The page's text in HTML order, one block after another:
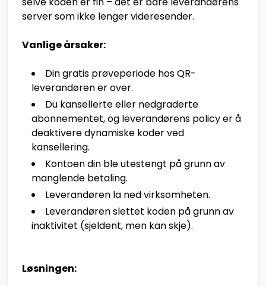
server som ikke lenger videresender.
Vanlige årsaker:
Din gratis prøveperiode hos QR-
leverandøren er over.
Du kansellerte eller nedgraderte
abonnementet, og leverandørens policy er å
deaktivere dynamiske koder ved
kansellering.
Kontoen din ble utestengt på grunn av
manglende betaling.
Leverandøren la ned virksomheten.
Leverandøren slettet koden på grunn av
inaktivitet (sjeldent, men kan skje).
Løsningen: